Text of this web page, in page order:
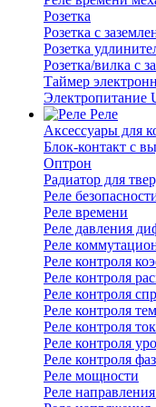
Розетка
Розетка с
Розетка
Розетка/вилка с
Таймер
Электропитание
Реле
Аксессуары для
Блок-контакт с
Оптрон
Радиатор для
Реле
Реле времени
Реле давления
Реле
Реле контроля
Реле контроля
Реле контроля
Реле контроля
Реле контроля
Реле контроля
Реле контроля фаз
Реле мощности
Реле